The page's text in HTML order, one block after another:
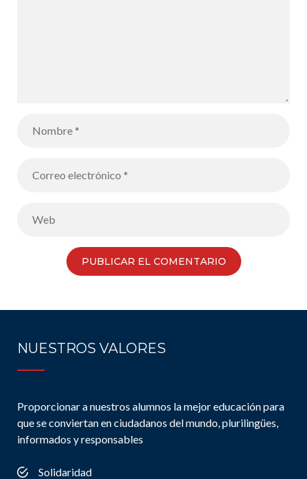
NUESTROS VALORES
Proporcionar a nuestros alumnos la mejor educación para
que se conviertan en ciudadanos del mundo, plurilingües,
informados y responsables
Solidaridad